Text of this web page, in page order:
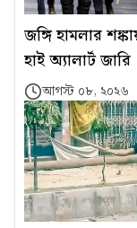
জঙ্গি হামলার
হাই অ্যালার্ট জারি
আগস্ট ০৮, ২০২৬